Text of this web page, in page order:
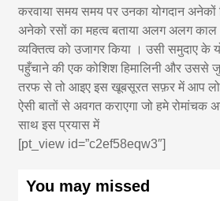
करवाया समय समय पर उनका योगदान अनेकों
अनेको रसों का महत्व बताया अलग अलग
व्यक्तित्व को उजागर किया । उसी समुदाए के
पहुँचाने की एक कोशिश हिमालिनी और उससे
तरफ से तो आइए इस खूबसूरत सफ़र में आप
ऐसी बातों से अवगत कराएगा जो हमे रोमांचक
साथ इस प्रयास में
[pt_view id=”c2ef58eqw3″]
You may missed